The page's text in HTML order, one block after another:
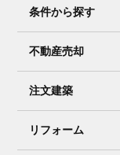
条件から探す
不動産売却
注文建築
リフォーム